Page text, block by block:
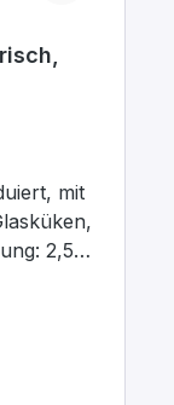
mit
2,5